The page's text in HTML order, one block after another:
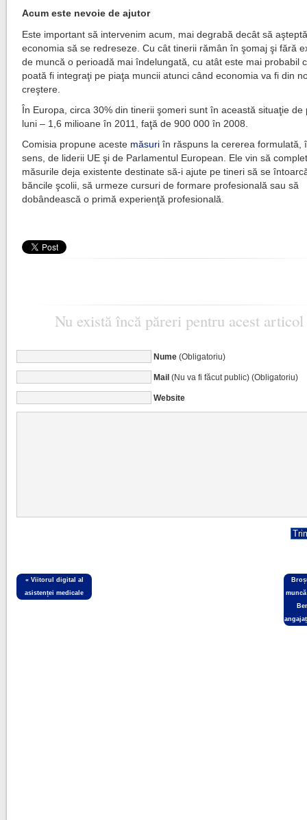
Acum este nevoie de ajutor
Este important să intervenim acum, mai degrabă decât să
economia să se redreseze. Cu cât tinerii rămân în şomaj şi fără
de muncă o perioadă mai îndelungată, cu atât este mai probabil
poată fi integraţi pe piaţa muncii atunci când economia va fi din
creştere.
În Europa, circa 30% din tinerii şomeri sunt în această situaţie de
luni – 1,6 milioane în 2011, faţă de 900 000 în 2008.
Comisia propune aceste măsuri în răspuns la cererea formulată,
sens, de liderii UE şi de Parlamentul European. Ele vin să
măsurile deja existente destinate să-i ajute pe tineri să se
băncile şcolii, să urmeze cursuri de formare profesională sau să
dobândească o primă experienţă profesională.
Nu există încă păreri pentru acest articol
Nume(Obligatoriu)
Mail(Nu va fi făcut public) (Obligatoriu)
Website
« Viitorul digital al
asistenței medicale